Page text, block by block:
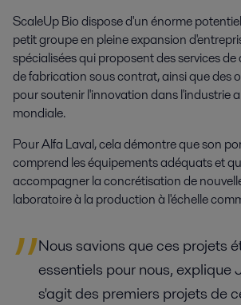
ScaleUp Bio dispose d'un énorme
petit groupe en pleine expansion
spécialisées qui proposent des services
de fabrication sous contrat, ainsi que des
pour soutenir l'innovation dans l'industrie
mondiale.
Pour Alfa Laval, cela démontre que son
comprend les équipements adéquats et
accompagner la concrétisation de
laboratoire à la production à l'échelle
Nous savions que ces projets
essentiels pour nous, explique
s'agit des premiers projets de